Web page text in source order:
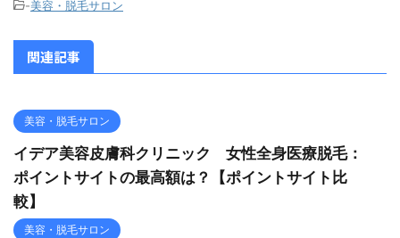
-美容・脱毛サロン
関連記事
美容・脱毛サロン
イデア美容皮膚科クリニック 女性全身医療脱毛：
ポイントサイトの最高額は？【ポイントサイト比
較】
美容・脱毛サロン